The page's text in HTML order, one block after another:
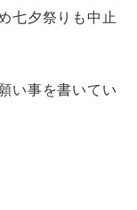
七夕祭りも中止
い事を書いてい